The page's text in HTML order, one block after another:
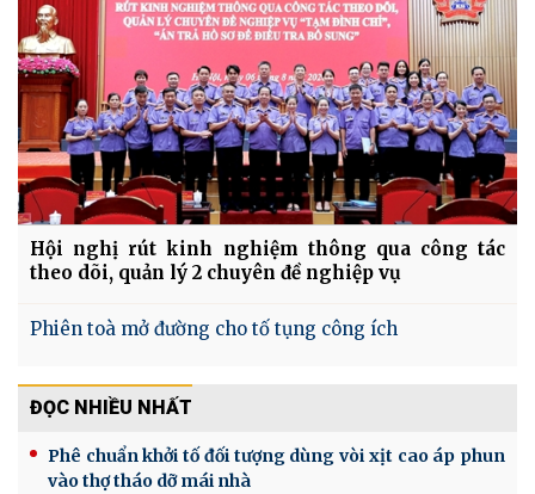
Hội nghị rút kinh nghiệm thông qua công tác
theo dõi, quản lý 2 chuyên đề nghiệp vụ
Phiên toà mở đường cho tố tụng công ích
ĐỌC NHIỀU NHẤT
Phê chuẩn khởi tố đối tượng dùng vòi xịt cao áp phun
vào thợ tháo dỡ mái nhà